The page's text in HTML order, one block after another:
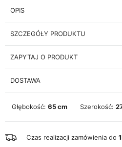
OPIS
SZCZEGÓŁY PRODUKTU
ZAPYTAJ O PRODUKT
DOSTAWA
Głębokość:65 cm Szerokość:
Czas realizacji zamówienia do